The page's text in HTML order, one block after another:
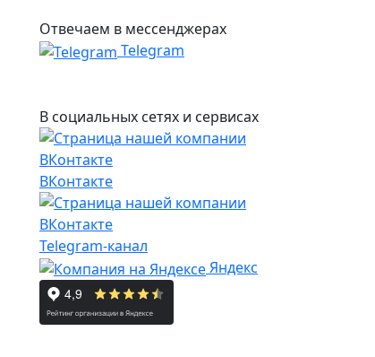
Отвечаем в мессенджерах
Telegram
В социальных сетях и сервисах
ВКонтакте
Telegram-канал
Яндекс